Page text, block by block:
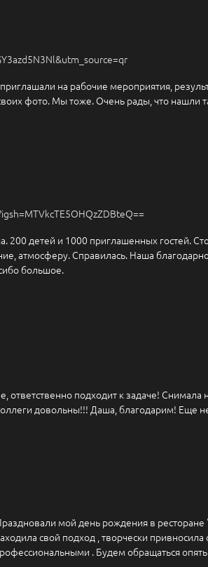
на рабочие мероприятия,
фото. Мы тоже. Очень рады, что нашли
200 детей и 1000 приглашенных гостей.
атмосферу. Справилась. Наша
большое.
подходит к задаче!
довольны!!! Даша, благодарим! Еще
мой день рождения в
свой подход , творчески
. Будем обращаться